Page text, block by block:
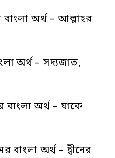
অর্থ – আল্লাহর
অর্থ – সদ্যজাত,
অর্থ – যাকে
বাংলা অর্থ – দ্বীনের